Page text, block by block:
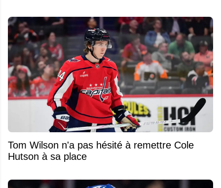
Tom Wilson n'a pas hésité à remettre Cole
Hutson à sa place